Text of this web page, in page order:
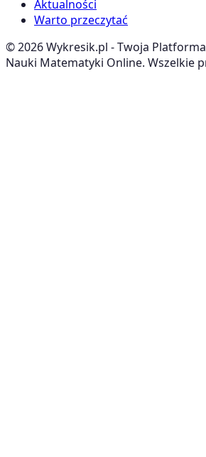
Aktualności
Warto przeczytać
©2026Wykresik.pl - Twoja
Nauki Matematyki Online. Wszelkie